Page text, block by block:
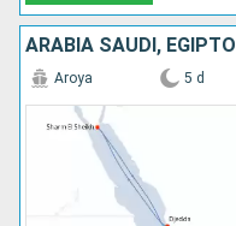
ARABIA SAUDÍ, EGIPTO
Aroya 5 d